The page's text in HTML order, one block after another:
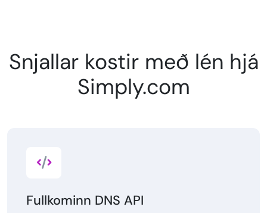
Snjallar kostir með lén hjá
Simply.com
Fullkominn DNS API